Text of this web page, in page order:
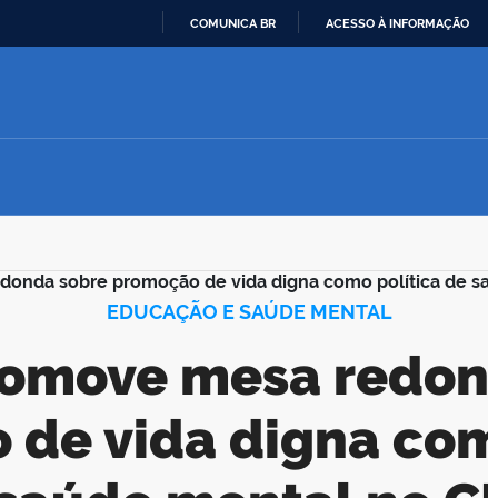
CONTEÚDO
COMUNICA BR ACESSO À INFORMAÇÃO
sobre promoção de vida digna como política de
EDUCAÇÃO E SAÚDE MENTAL
de vida digna